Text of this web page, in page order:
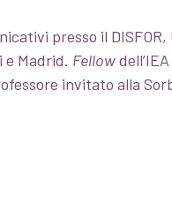
presso il
Madrid. Fellow
invitato alla